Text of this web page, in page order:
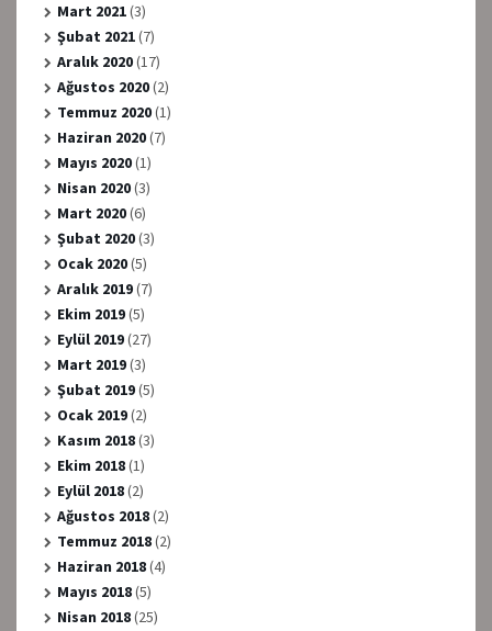
Mart 2021(3)
Şubat 2021(7)
Aralık 2020(17)
Ağustos 2020(2)
Temmuz 2020(1)
Haziran 2020(7)
Mayıs 2020(1)
Nisan 2020(3)
Mart 2020(6)
Şubat 2020(3)
Ocak 2020(5)
Aralık 2019(7)
Ekim 2019(5)
Eylül 2019(27)
Mart 2019(3)
Şubat 2019(5)
Ocak 2019(2)
Kasım 2018(3)
Ekim 2018(1)
Eylül 2018(2)
Ağustos 2018(2)
Temmuz 2018(2)
Haziran 2018(4)
Mayıs 2018(5)
Nisan 2018(25)